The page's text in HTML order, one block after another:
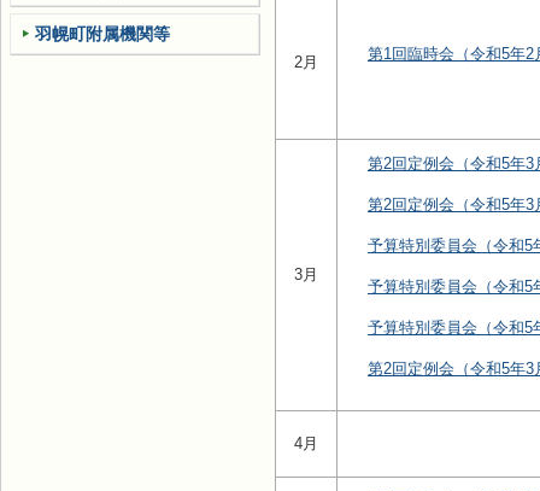
2月 第1回臨時会（令和5年2
3月
第2回定例会（令和5年3
第2回定例会（令和5年3
予算特別委員会（令和5
予算特別委員会（令和5
予算特別委員会（令和5
第2回定例会（令和5年3
4月
羽幌町附属機関等